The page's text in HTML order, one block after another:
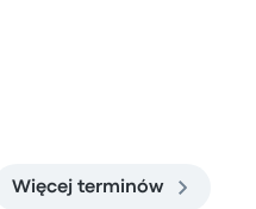
Więcej terminów